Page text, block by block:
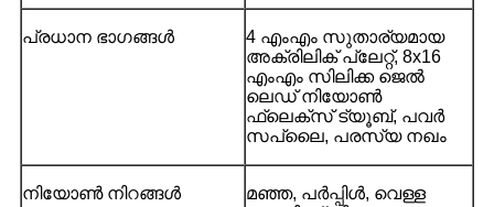
പ്രധാന ഭാഗങ്ങൾ
4 എംഎം സുതാര്യമായ
അക്രിലിക് പ്ലേറ്റ്, 8x16
എംഎം സിലിക്ക ജെൽ
ലെഡ് നിയോൺ
ഫ്ലെക്സ് ട്യൂബ്, പവർ
സപ്ലൈ, പരസ്യ നഖം
നിയോൺ നിറങ്ങൾ
മഞ്ഞ, പർപ്പിൾ, വെള്ള